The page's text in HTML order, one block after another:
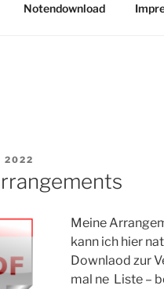
Notendownload
2022
Meine
kann ich hier
Downlaod zur
mal ne Liste –